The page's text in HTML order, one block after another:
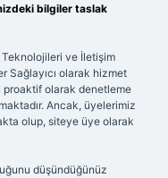
bilgiler taslak
Teknolojileri ve İletişim
Sağlayıcı olarak hizmet
olarak denetleme
Ancak, üyelerimiz
olup, siteye üye olarak
düşündüğünüz